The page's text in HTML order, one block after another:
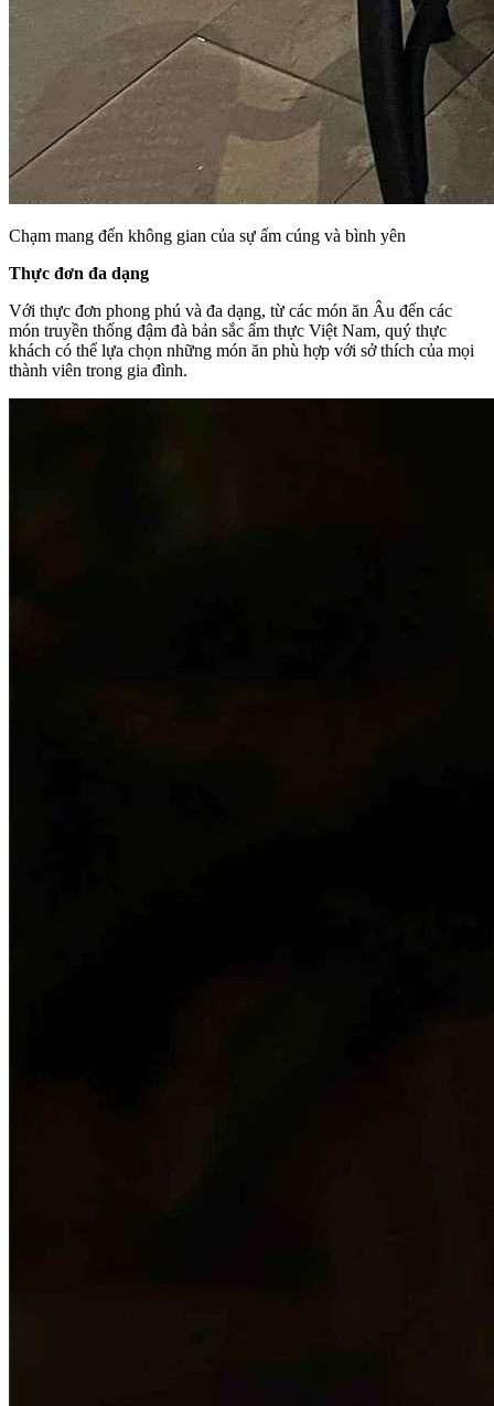
Chạm mang đến không gian của sự ấm cúng và bình yên
Thực đơn đa dạng
Với thực đơn phong phú và đa dạng, từ các món ăn Âu đến các
món truyền thống đậm đà bản sắc ẩm thực Việt Nam, quý thực
khách có thể lựa chọn những món ăn phù hợp với sở thích của mọi
thành viên trong gia đình.